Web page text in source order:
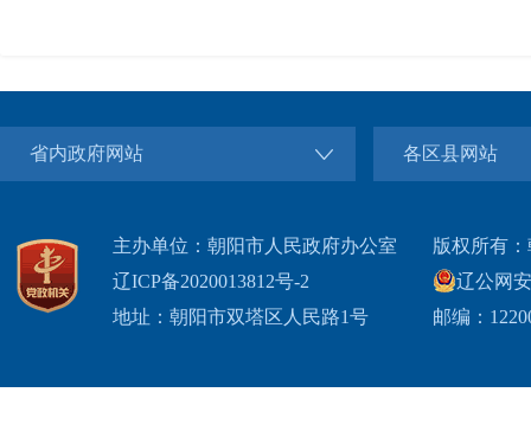
省内政府网站 各区县网站
主办单位：朝阳市人民政府办公室
辽ICP备2020013812号-2
地址：朝阳市双塔区人民路1号
版权所有
辽公网
邮编：